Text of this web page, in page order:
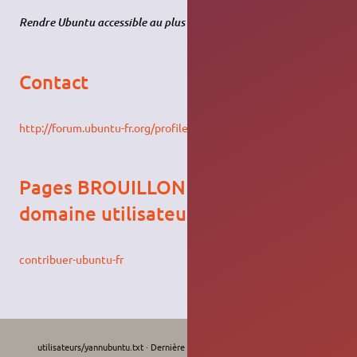
Rendre Ubuntu accessible au plus grand nombre!
Contact
http://forum.ubuntu-fr.org/profile.php?id=63523
Pages BROUILLON dans mon
domaine utilisateur
contribuer-ubuntu-fr
utilisateurs/yannubuntu.txt· Dernière modification :